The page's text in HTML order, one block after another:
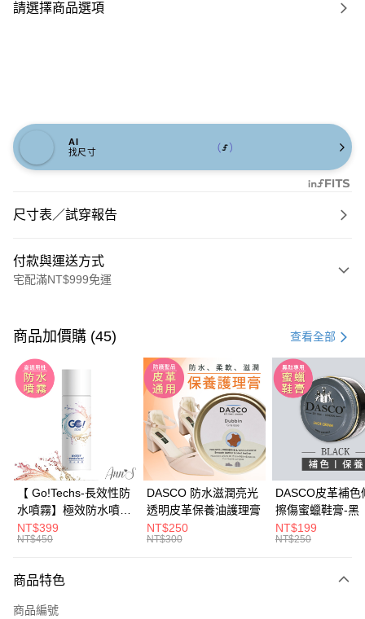
請選擇商品選項
AI
找尺寸
尺寸表／試穿報告
付款與運送方式
宅配滿NT$999免運
信用卡一次付款
信用卡分期付款
3 期 0 利率 每期 NT$1,060 21家銀行
合作金庫商業銀行
第一商業銀行
華南商業銀行
彰化商業銀行
上海商業儲蓄銀行
台北富邦商業銀行
國泰世華商業銀行
兆豐國際商業銀行
臺灣中小企業銀行
台中商業銀行
匯豐（台灣）商業銀行
華泰商業銀行
聯邦商業銀行
遠東國際商業銀行
元大商業銀行
台灣樂天信用卡公司
6 期 0 利率 每期 NT$530 21家銀行
合作金庫商業銀行
第一商業銀行
華南商業銀行
彰化商業銀行
上海商業儲蓄銀行
台北富邦商業銀行
國泰世華商業銀行
兆豐國際商業銀行
臺灣中小企業銀行
台中商業銀行
匯豐（台灣）商業銀行
聯邦商業銀行
玉山商業銀行
台灣樂天信用卡公司
LINE Pay
Apple Pay
街口支付
商品加價購 (45) 查看全部
【 Go!Techs-長效性防
水噴霧】極效防水噴霧
280ml
NT$399
NT$450
DASCO 防水滋潤亮光
透明皮革保養油護理膏
NT$250
NT$300
DASCO皮革補色
擦傷蜜蠟鞋膏-黑
NT$199
NT$250
商品特色
商品編號